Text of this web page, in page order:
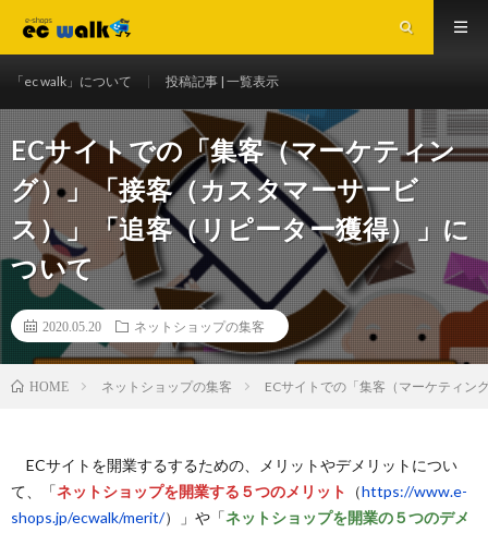
「ec walk」について 投稿記事 | 一覧表示
ECサイトでの「集客（マーケティン
グ）」「接客（カスタマーサービ
ス）」「追客（リピーター獲得）」に
ついて
2020.05.20 ネットショップの集客
HOME ネットショップの集客 ECサイトでの「集客（マーケティン
ECサイトを開業するするための、メリットやデメリットについ
て、「ネットショップを開業する５つのメリット （https://www.e-
shops.jp/ecwalk/merit/）」や「ネットショップを開業の５つのデメ